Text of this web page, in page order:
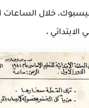
خلال الساعات